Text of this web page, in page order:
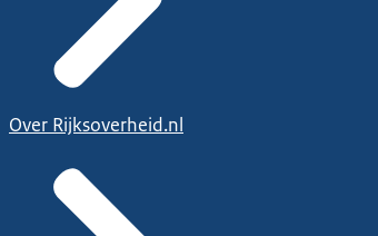
Over Rijksoverheid.nl